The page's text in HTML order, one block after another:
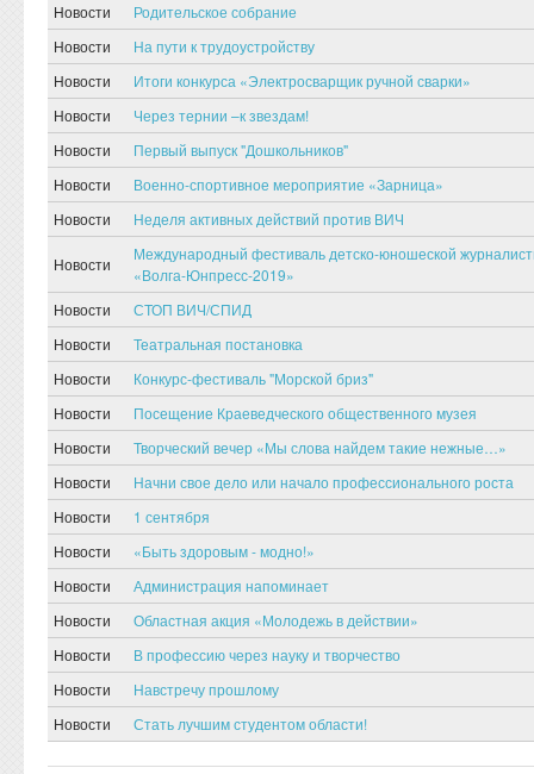
Новости
Родительское собрание
Новости
На пути к трудоустройству
Новости
Итоги конкурса «Электросварщик ручной сварки»
Новости
Через тернии –к звездам!
Новости
Первый выпуск "Дошкольников"
Новости
Военно-спортивное мероприятие «Зарница»
Новости
Неделя активных действий против ВИЧ
Новости
Международный фестиваль детско-юношеской
«Волга-Юнпресс-2019»
Новости
СТОП ВИЧ/СПИД
Новости
Театральная постановка
Новости
Конкурс-фестиваль "Морской бриз"
Новости
Посещение Краеведческого общественного музея
Новости
Творческий вечер «Мы слова найдем такие нежные…»
Новости
Начни свое дело или начало профессионального роста
Новости
1 сентября
Новости
«Быть здоровым - модно!»
Новости
Администрация напоминает
Новости
Областная акция «Молодежь в действии»
Новости
В профессию через науку и творчество
Новости
Навстречу прошлому
Новости
Стать лучшим студентом области!